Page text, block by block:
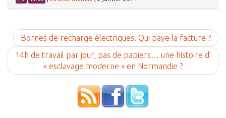
Bornes de recharge électriques. Qui paye la facture ?
14h de travail par jour, pas de papiers… une histoire d’
« esclavage moderne » en Normandie ?